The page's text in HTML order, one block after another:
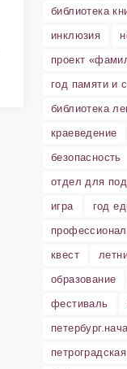
библиотека
инклюзия
проект
год памяти и
библиотека
краеведение
безопасность
отдел для
игра
год
квест
образование
фестиваль